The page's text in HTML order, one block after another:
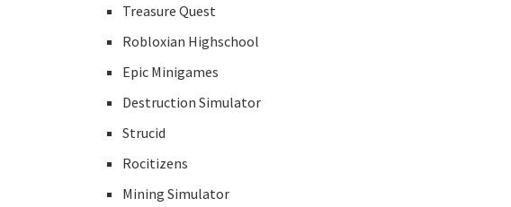
Treasure Quest
Robloxian Highschool
Epic Minigames
Destruction Simulator
Strucid
Rocitizens
Mining Simulator